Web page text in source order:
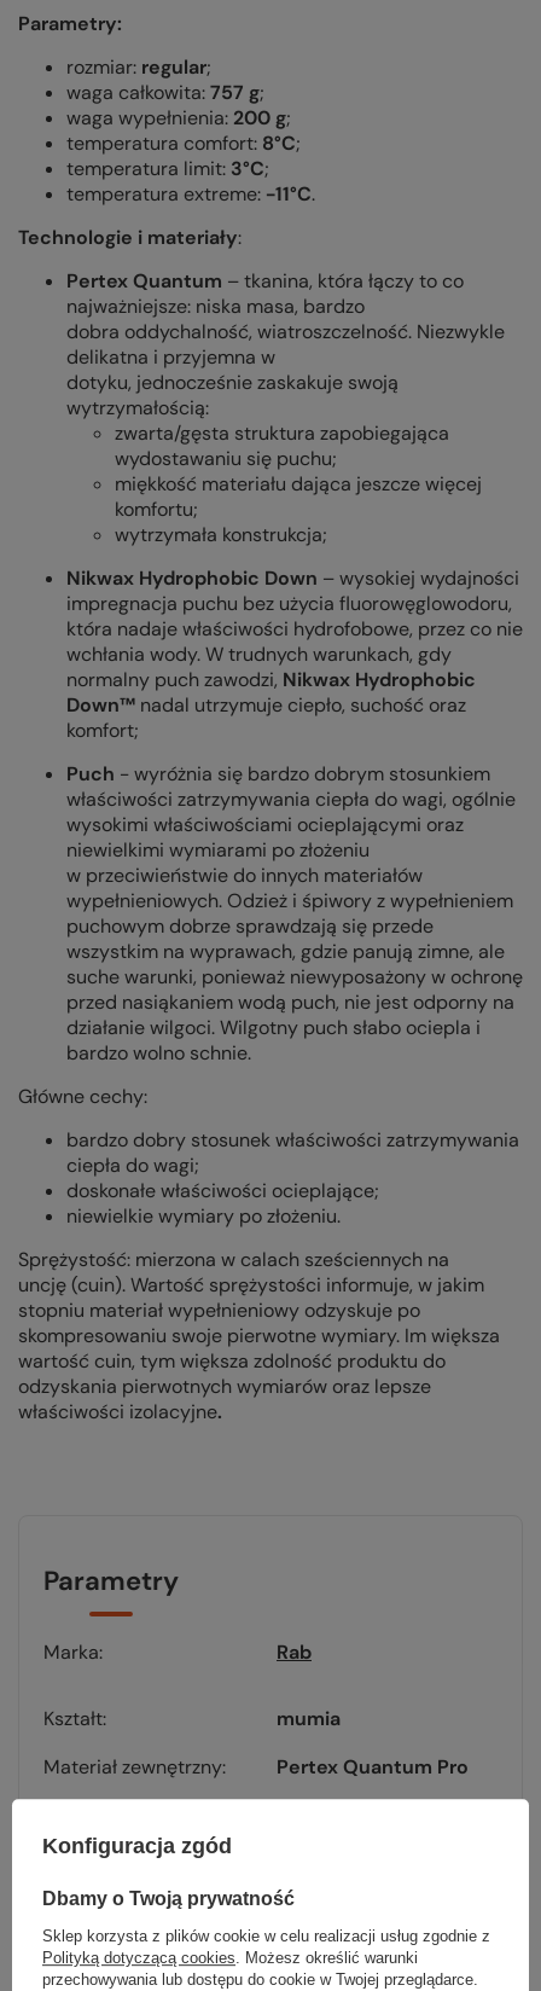
Parametry:
rozmiar: regular;
waga całkowita:757 g;
waga wypełnienia: 200 g;
temperatura comfort: 8°C;
temperatura limit: 3°C;
temperatura extreme: -11°C.
Technologie i materiały:
Pertex Quantum –tkanina, która łączy to co
najważniejsze: niska masa, bardzo
dobra oddychalność, wiatroszczelność. Niezwykle
delikatna i przyjemna w
dotyku, jednocześniezaskakuje swoją
wytrzymałością:
zwarta/gęsta struktura zapobiegająca
wydostawaniu się puchu;
miękkość materiału dająca jeszcze więcej
komfortu;
wytrzymała konstrukcja;
Nikwax Hydrophobic Down – wysokiej wydajności
impregnacja puchu bez użycia fluorowęglowodoru,
która nadaje właściwości hydrofobowe, przez co nie
wchłania wody. W trudnych warunkach, gdy
normalny puch zawodzi, Nikwax Hydrophobic
Down™ nadal utrzymuje ciepło, suchość oraz
komfort;
Puch - wyróżnia się bardzo dobrym stosunkiem
właściwości zatrzymywania ciepła do wagi, ogólnie
wysokimi właściwościami ocieplającymi oraz
niewielkimi wymiarami po złożeniu
w przeciwieństwie do innych materiałów
wypełnieniowych. Odzież i śpiwory z wypełnieniem
puchowym dobrze sprawdzają się przede
wszystkim na wyprawach, gdzie panują zimne, ale
suche warunki, ponieważ niewyposażony w ochronę
przed nasiąkaniem wodą puch, nie jest odporny na
działanie wilgoci. Wilgotny puch słabo ociepla i
bardzo wolno schnie.
Główne cechy:
bardzo dobry stosunek właściwości zatrzymywania
ciepła do wagi;
doskonałe właściwości ocieplające;
niewielkie wymiary po złożeniu.
Sprężystość: mierzona w calach sześciennych na
uncję(cuin). Wartość sprężystości informuje, w jakim
stopniu materiał wypełnieniowy odzyskuje po
skompresowaniu swoje pierwotne wymiary. Im większa
wartość cuin, tym większa zdolność produktu do
odzyskania pierwotnych wymiarów oraz lepsze
właściwości izolacyjne.
Parametry
Marka Rab
Kształt
mumia
Materiał zewnętrzny
Pertex Quantum Pro
Wypełnienie
Waga wypełnienia [g]
200
Sprężystość [cuin]
650
Konfiguracja zgód
Dbamy o Twoją prywatność
Sklep korzysta z plików cookie w celu realizacji usług zgodnie z
Polityką dotyczącą cookies. Możesz określić warunki
przechowywania lub dostępu do cookie w Twojej przeglądarce.